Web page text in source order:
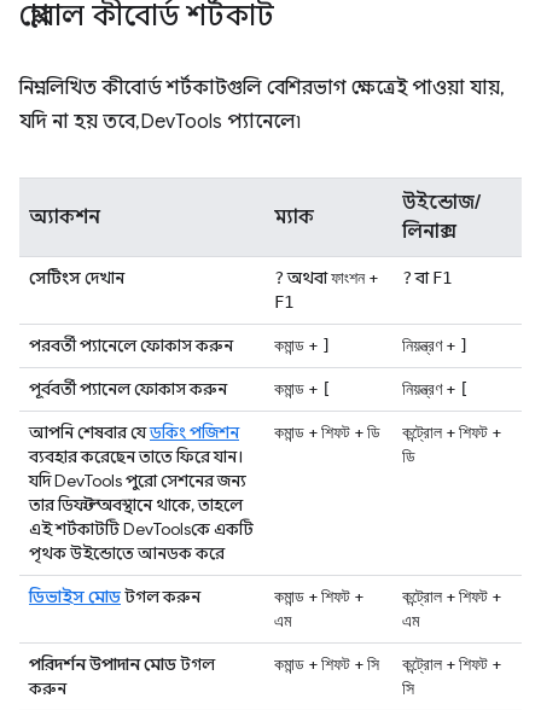
গ্লোবাল কীবোর্ড শর্টকাট
নিম্নলিখিত কীবোর্ড শর্টকাটগুলি বেশিরভাগ ক্ষেত্রেই পাওয়া যায়,
যদি না হয় তবে, DevTools প্যানেলে৷
অ্যাকশন ম্যাক
উইন্ডোজ/
লিনাক্স
সেটিংসদেখান ?অথবাফাংশন+
F1
?বাF1
পরবর্তী প্যানেলে ফোকাস করুন কমান্ড + ] নিয়ন্ত্রণ+ ]
পূর্ববর্তী প্যানেল ফোকাস করুন কমান্ড + [ নিয়ন্ত্রণ+ [
আপনি শেষবার যেডকিং পজিশন
ব্যবহার করেছেন তাতে ফিরে যান।
যদি DevTools পুরো সেশনের জন্য
তার ডিফল্ট অবস্থানে থাকে, তাহলে
এই শর্টকাটটি DevToolsকে একটি
পৃথক উইন্ডোতে আনডক করে
কমান্ড +শিফট +ডি কন্ট্রোল +শিফট +
ডি
ডিভাইস মোডটগল করুন কমান্ড +শিফট +
এম
কন্ট্রোল +শিফট +
এম
পরিদর্শন উপাদান মোডটগল
করুন
কমান্ড +শিফট +সি কন্ট্রোল +শিফট +
সি